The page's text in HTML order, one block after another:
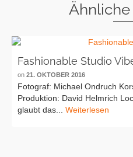
Fashionable Studio
on 21. OKTOBER 2016
Fotograf: Michael Ondruch
Produktion: David Helmrich
glaubt das... Weiterlesen